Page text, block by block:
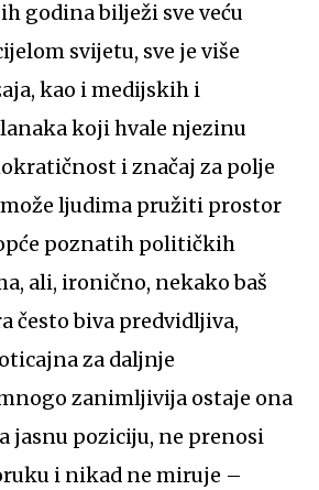
godina bilježi sve veću
svijetu, sve je više
kao i medijskih i
koji hvale njezinu
i značaj za polje
ljudima pružiti prostor
poznatih političkih
ali, ironično, nekako baš
često biva predvidljiva,
za daljnje
zanimljivija ostaje ona
jasnu poziciju, ne prenosi
i nikad ne miruje –